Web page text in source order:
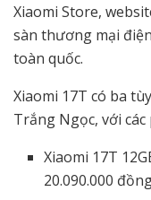
Xiaomi Store,
sàn thương mại
toàn quốc.
Xiaomi 17T có ba
Trắng Ngọc, với
Xiaomi 17T
20.090.000